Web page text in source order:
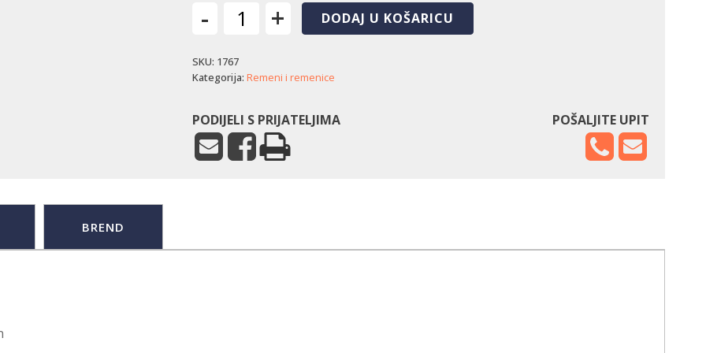
-
Toro
količina
+ DODAJ U KOŠARICU
SKU: 1767
Kategorija: Remeni i remenice
PODIJELI S PRIJATELJIMA POŠALJITE UPIT
BREND